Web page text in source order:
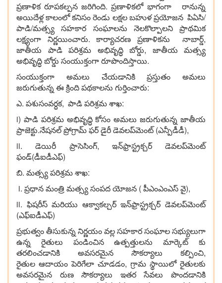
ప్రణాళిక రూపకల్పన జరిగింది. ప్రణాళికలో భాగంగా రానున్న
అయిదేళ్ల కాలంలో కనిసం రెండు లక్షల బహుళ ప్రయోజన పిఏసి/
పాడి/మత్స్య సహకార సంఘాలను నెలకొల్పాలని ప్రాథమిక
లక్ష్యంగా నిర్ణయించారు. కార్యాచరణ ప్రణాళికను నాబార్డ్,
జాతీయ పాడి పరిశ్రమ అభివృద్ధి బోర్డు, జాతీయ మత్స్య
అభివృద్ధి బోర్డు సంయుక్తంగా రూపొందిస్తాయి.
సంయుక్తంగా అమలు చేయడానికి ప్రస్తుతం అమలు
జరుగుతున్న ఈ క్రింది పథకాలను గుర్తించారు:
ఎ. పశుసంవర్ధక, పాడి పరిశ్రమ శాఖ:
i) పాడి పరిశ్రమ అభివృద్ధి కోసం అమలు జరుగుతున్న జాతీయ
ప్రాజెక్టు.నేషనల్ ప్రోగ్రామ్ ఫర్ డైరీ డెవలప్‌మెంట్ (ఎన్పీడీడీ),
ii. డెయిరీ ప్రాసెసింగ్, ఇన్‌ఫ్రాస్ట్రక్చర్ డెవలప్‌మెంట్
ఫండ్(డీఐడీఎఫ్)
బి. మత్స్య పరిశ్రమ శాఖ:
i. ప్రధాన మంత్రి మత్స్య సంపద యోజన ( పీఎంఎంఎస్ వై),
ii. ఫిషరీస్ మరియు ఆక్వాకల్చర్ ఇన్‌ఫ్రాస్ట్రక్చర్ డెవలప్‌మెంట్
(ఎఫ్ఐడీఎఫ్)
ప్రభుత్వం తీసుకున్న నిర్ణయం వల్ల సహకార సంఘాల సభ్యులుగా
ఉన్న రైతులు పండించిన ఉత్పత్తులను మార్కెట్ కు
తరలించడానికి అవసరమైన సౌకర్యాలు కల్పించి,
రైతుల ఆదాయం పెరిగేలా చూడడం, గ్రామ స్థాయిలో రైతులకు
అవసరమైన రుణ సౌకర్యాలు ఇతర సేవలు పొందడానికి